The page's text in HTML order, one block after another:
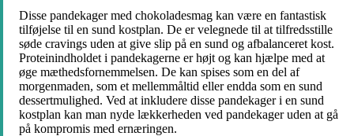
Disse pandekager med chokoladesmag kan være en fantastisk
tilføjelse til en sund kostplan. De er velegnede til at tilfredsstille
søde cravings uden at give slip på en sund og afbalanceret kost.
Proteinindholdet i pandekagerne er højt og kan hjælpe med at
øge mæthedsfornemmelsen. De kan spises som en del af
morgenmaden, som et mellemmåltid eller endda som en sund
dessertmulighed. Ved at inkludere disse pandekager i en sund
kostplan kan man nyde lækkerheden ved pandekager uden at gå
på kompromis med ernæringen.